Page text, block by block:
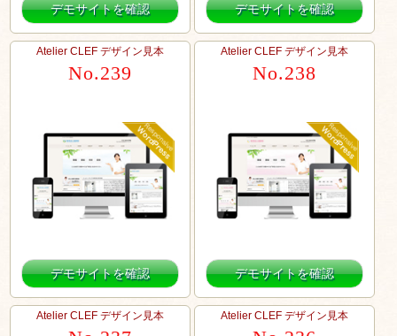
デモサイトを確認 デモサイトを確認
Atelier CLEF デザイン見本
No.239
デモサイトを確認
Atelier CLEF デザイン見本
No.238
デモサイトを確認
Atelier CLEF デザイン見本 Atelier CLEF デザイン見本